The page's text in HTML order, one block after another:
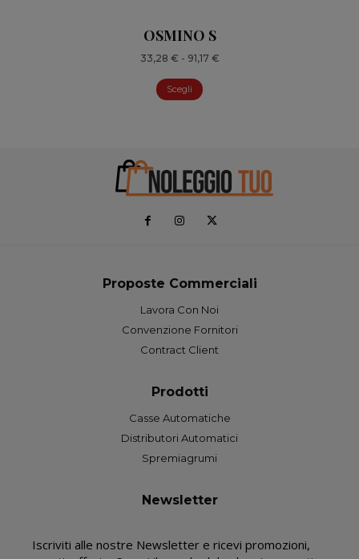
OSMINO S
33,28 € - 91,17 €Fascia
Scegli
Proposte Commerciali
Lavora Con Noi
Convenzione Fornitori
Contract Client
Prodotti
Casse Automatiche
Distributori Automatici
Spremiagrumi
Newsletter
Iscriviti alle nostre Newsletter e ricevi promozioni,